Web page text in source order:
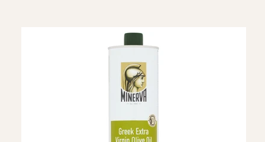
dresinky, omáčky, pečeně, přílohy a podávané čerstvě nebo